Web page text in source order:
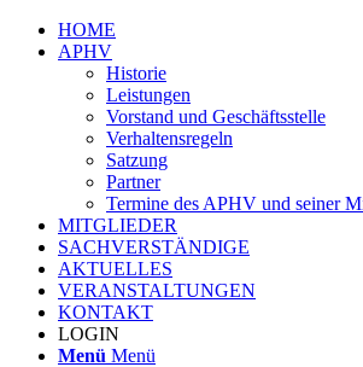
HOME
APHV
Historie
Leistungen
Vorstand und Geschäftsstelle
Verhaltensregeln
Satzung
Partner
Termine des APHV und seiner
MITGLIEDER
SACHVERSTÄNDIGE
AKTUELLES
VERANSTALTUNGEN
KONTAKT
LOGIN
Menü Menü